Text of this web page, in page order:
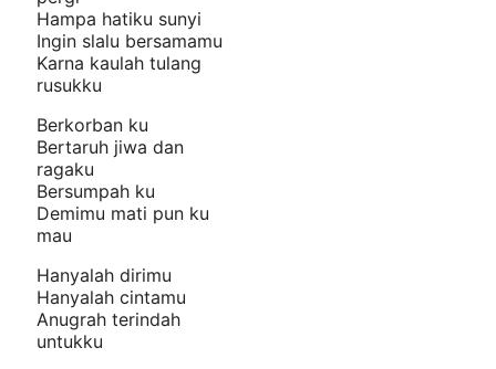
Hampa hatiku sunyi
Ingin slalu bersamamu
Karna kaulah tulang
rusukku
Berkorban ku
Bertaruh jiwa dan
ragaku
Bersumpah ku
Demimu mati pun ku
mau
Hanyalah dirimu
Hanyalah cintamu
Anugrah terindah
untukku